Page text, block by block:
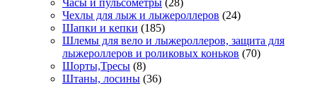
Часы и пульсометры (28)
Чехлы для лыж и лыжероллеров (24)
Шапки и кепки (185)
Шлемы для вело и лыжероллеров, защита для
лыжероллеров и роликовых коньков (70)
Шорты,Тресы (8)
Штаны, лосины (36)